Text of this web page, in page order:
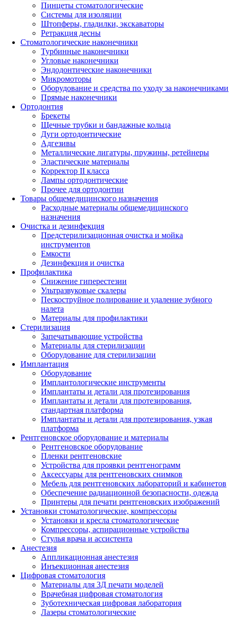
Пинцеты стоматологические
Системы для изоляции
Штопферы, гладилки, экскаваторы
Ретракция десны
Стоматологические наконечники
Турбинные наконечники
Угловые наконечники
Эндодонтические наконечники
Микромоторы
Оборудование и средства по уходу за наконечниками
Прямые наконечники
Ортодонтия
Брекеты
Щечные трубки и бандажные кольца
Дуги ортодонтические
Адгезивы
Металлические лигатуры, пружины, ретейнеры
Эластические материалы
Корректор II класса
Лампы ортодонтические
Прочее для ортодонтии
Товары общемедицинского назначения
Расходные материалы общемедицинского
назначения
Очистка и дезинфекция
Предстерилизационная очистка и мойка
инструментов
Емкости
Дезинфекция и очистка
Профилактика
Снижение гиперестезии
Ультразвуковые скалеры
Пескоструйное полирование и удаление зубного
налета
Материалы для профилактики
Стерилизация
Запечатывающие устройства
Материалы для стерилизации
Оборудование для стерилизации
Имплантация
Оборудование
Имплантологические инструменты
Имплантаты и детали для протезирования
Имплантаты и детали для протезирования,
стандартная платформа
Имплантаты и детали для протезирования, узкая
платформа
Рентгеновское оборудование и материалы
Рентгеновское оборудование
Пленки рентгеновские
Устройства для проявки рентгенограмм
Аксессуары для рентгеновских снимков
Мебель для рентгеновских лабораторий и кабинетов
Обеспечение радиационной безопасности, одежда
Принтеры для печати рентгеновских изображений
Установки стоматологические, компрессоры
Установки и кресла стоматологические
Компрессоры, аспирационные устройства
Стулья врача и ассистента
Анестезия
Аппликационная анестезия
Инъекционная анестезия
Цифровая стоматология
Материалы для 3Д печати моделей
Врачебная цифровая стоматология
Зуботехническая цифровая лаборатория
Лазеры стоматологические